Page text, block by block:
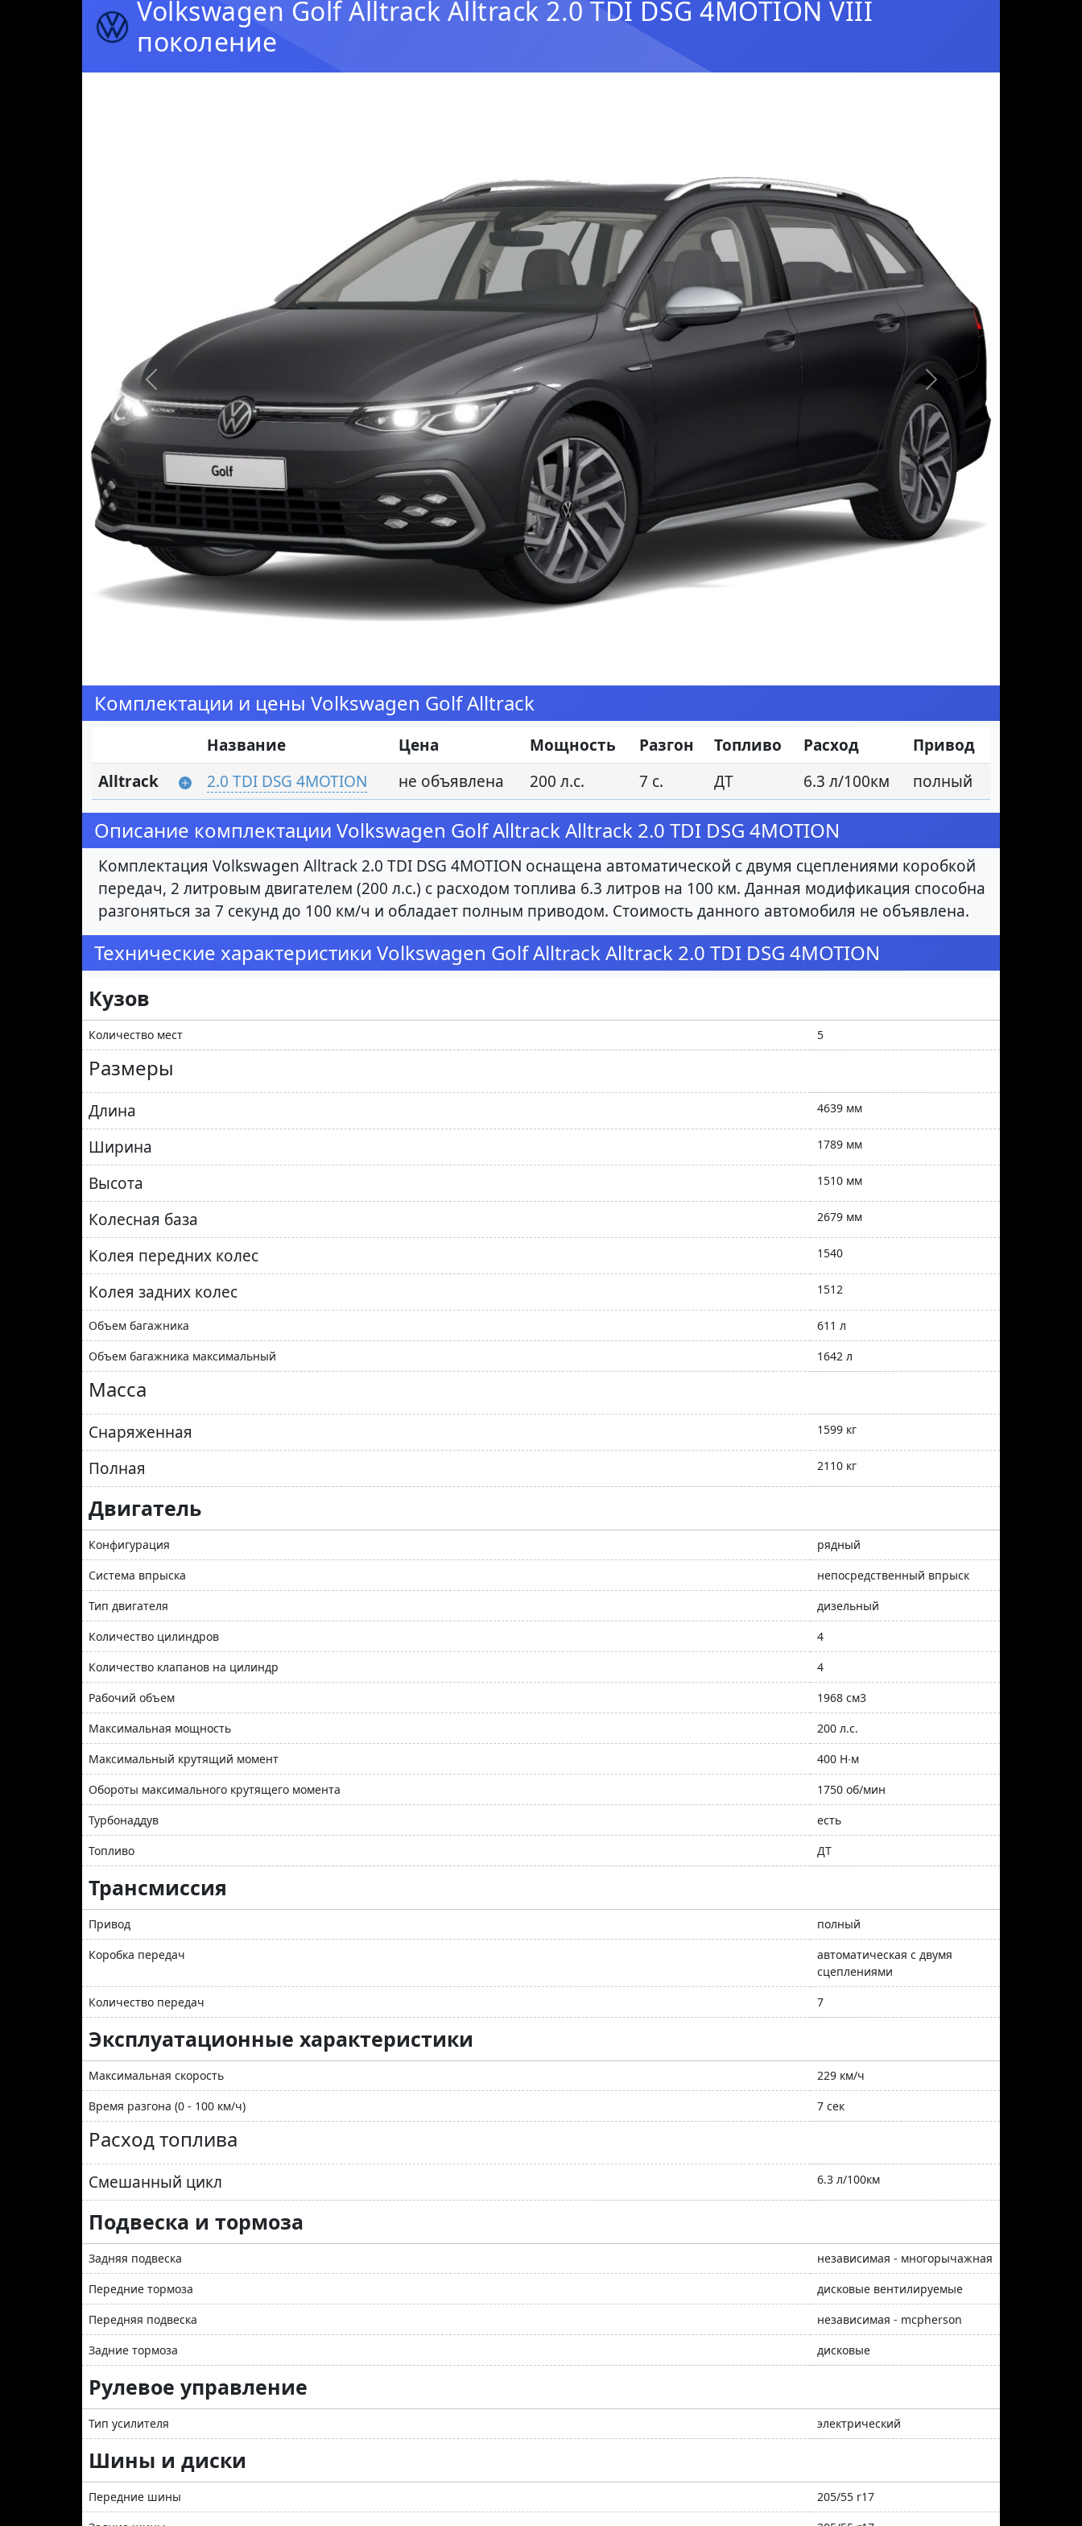
Volkswagen Golf Alltrack Alltrack 2.0 TDI DSG 4MOTION VIII
поколение
Предыдущая Следующая
Комплектации и цены Volkswagen Golf Alltrack
Название Цена Мощность Разгон Топливо Расход
Привод
Alltrack
2.0 TDI DSG 4MOTION не объявлена 200 л.с. 7 с. ДТ 6.3 л/100км полный
Описание комплектации Volkswagen Golf Alltrack Alltrack 2.0 TDI DSG 4MOTION
Комплектация Volkswagen Alltrack 2.0 TDI DSG 4MOTION оснащена автоматической с двумя сцеплениями коробкой
передач, 2 литровым двигателем (200 л.с.) с расходом топлива 6.3 литров на 100 км. Данная модификация способна
разгоняться за 7 секунд до 100 км/ч и обладает полным приводом. Стоимость данного автомобиля не объявлена.
Технические характеристики Volkswagen Golf Alltrack Alltrack 2.0 TDI DSG 4MOTION
Кузов
Количество мест 5
Размеры
Длина 4639 мм
Ширина 1789 мм
Высота 1510 мм
Колесная база 2679 мм
Колея передних колес 1540
Колея задних колес 1512
Объем багажника
611 л
Объем багажника максимальный
1642 л
Масса
Снаряженная 1599 кг
Полная 2110 кг
Двигатель
Конфигурация
рядный
Система впрыска
непосредственный впрыск
Тип двигателя
дизельный
Количество цилиндров
4
Количество клапанов на цилиндр
4
Рабочий объем
1968 см3
Максимальная мощность
200 л.с.
Максимальный крутящий момент
400 Н∙м
Обороты максимального крутящего момента
1750 об/мин
Турбонаддув
есть
Топливо
ДТ
Трансмиссия
Привод
полный
Коробка передач
автоматическая с двумя
сцеплениями
Количество передач
7
Эксплуатационные характеристики
Максимальная скорость
229 км/ч
Время разгона (0 - 100 км/ч)
7 сек
Расход топлива
Смешанный цикл 6.3 л/100км
Подвеска и тормоза
Задняя подвеска
независимая - многорычажная
Передние тормоза
дисковые вентилируемые
Передняя подвеска
независимая - mcpherson
Задние тормоза
дисковые
Рулевое управление
Тип усилителя электрический
Шины и диски
Передние шины
205/55 r17